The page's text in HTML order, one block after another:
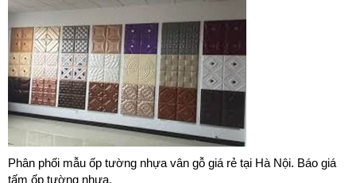
Phân phối mẫu ốp tường nhựa vân gỗ giá rẻ tại Hà Nội. Báo giá
tấm ốp tường nhựa.